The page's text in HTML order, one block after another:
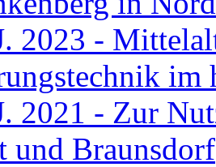
2023 -
im
2021 - Zur
und Braunsdorf